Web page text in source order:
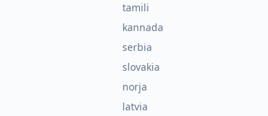
tamili
kannada
serbia
slovakia
norja
latvia